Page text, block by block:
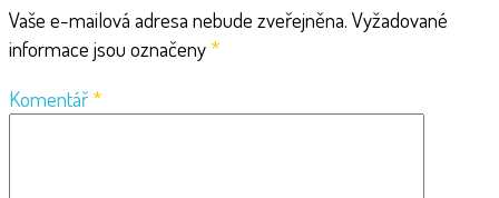
Vaše e-mailová adresa nebude zveřejněna. Vyžadované
informace jsou označeny*
Komentář*